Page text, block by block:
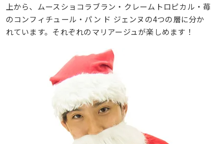
上から、ムースショコラブラン・クレームトロピカル・苺
のコンフィチュール・パン ド ジェンヌの4つの層に分か
れています。それぞれのマリアージュが楽しめます！